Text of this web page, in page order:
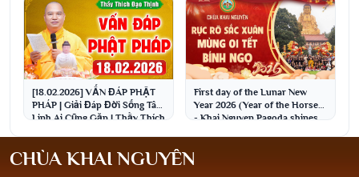
[18.02.2026] VẤN ĐÁP PHẬT
PHÁP | Giải Đáp Đời Sống Tâm
Linh Ai Cũng Gặp | Thầy Thích
First day of the Lunar New
Year 2026 (Year of the Horse)
- Khai Nguyen Pagoda shines
CHÙA KHAI NGUYÊN